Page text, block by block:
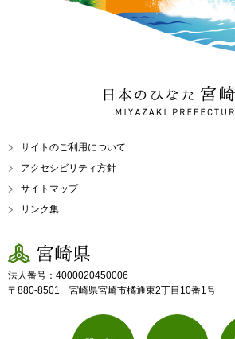
日本のひなた 宮崎県
MIYAZAKI PREFECTURE
サイトのご利用について
アクセシビリティ方針
サイトマップ
リンク集
宮崎県
法人番号：4000020450006
〒880-8501 宮崎県宮崎市橘通東2丁目10番1号